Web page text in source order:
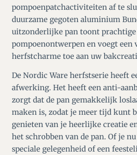
pompoenpatchactiviteiten af te
duurzame gegoten aluminium
uitzonderlijke pan toont
pompoenontwerpen en voegt een
herfstcharme toe aan uw
De Nordic Ware herfstserie heeft
afwerking. Het heeft een anti-
zorgt dat de pan gemakkelijk
maken is, zodat je meer tijd kunt
genieten van je heerlijke creatie
het schrobben van de pan. Of je
speciale gelegenheid of een